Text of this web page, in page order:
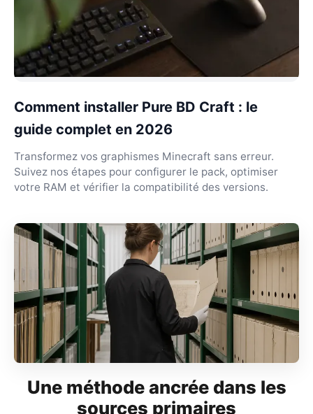
Comment installer Pure BD Craft : le
guide complet en 2026
Transformez vos graphismes Minecraft sans erreur.
Suivez nos étapes pour configurer le pack, optimiser
votre RAM et vérifier la compatibilité des versions.
Une méthode ancrée dans les
sources primaires